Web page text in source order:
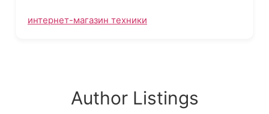
интернет-магазин техники
Author Listings